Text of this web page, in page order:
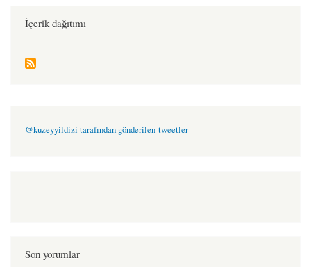
İçerik dağıtımı
@kuzeyyildizi tarafından gönderilen tweetler
Son yorumlar